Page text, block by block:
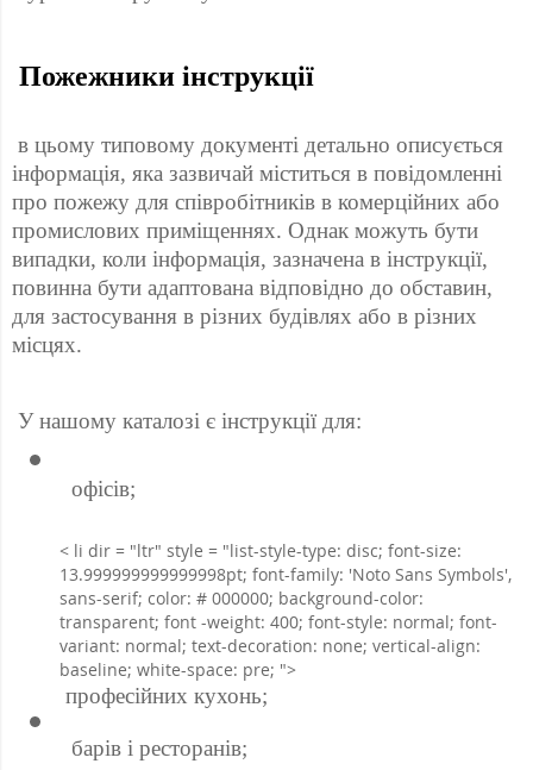
Пожежники інструкції
інформація, яка зазвичай міститься в повідомленні
про пожежу для співробітників в комерційних або
промислових приміщеннях. Однак можуть бути
випадки, коли інформація, зазначена в інструкції,
повинна бути адаптована відповідно до обставин,
для застосування в різних будівлях або в різних
місцях.
У нашому каталозі є інструкції для:
офісів;
< li dir = "ltr" style = "list-style-type: disc; font-size:
13.999999999999998pt; font-family: 'Noto Sans Symbols',
sans-serif; color: # 000000; background-color:
transparent; font -weight: 400; font-style: normal; font-
variant: normal; text-decoration: none; vertical-align:
baseline; white-space: pre; ">
професійних кухонь;
барів і ресторанів;